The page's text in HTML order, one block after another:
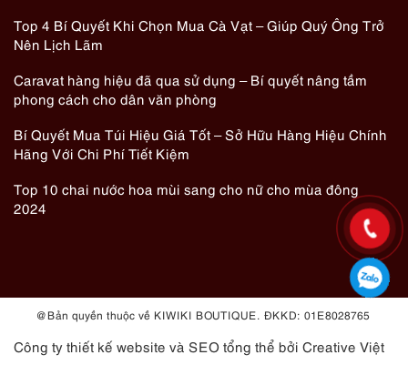
Top 4 Bí Quyết Khi Chọn Mua Cà Vạt – Giúp Quý Ông Trở
Nên Lịch Lãm
Caravat hàng hiệu đã qua sử dụng – Bí quyết nâng tầm
phong cách cho dân văn phòng
Bí Quyết Mua Túi Hiệu Giá Tốt – Sở Hữu Hàng Hiệu Chính
Hãng Với Chi Phí Tiết Kiệm
Top 10 chai nước hoa mùi sang cho nữ cho mùa đông
2024
@ Bản quyền thuộc về KIWIKI BOUTIQUE. ĐKKD: 01E8028765
Công ty thiết kế website và SEO tổng thể bởi Creative Việt